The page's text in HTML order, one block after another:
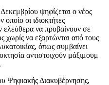
ψηφίζεται ο νέος
οι ιδιοκτήτες
να προβαίνουν σε
χωρίς να εξαρτώνται από τους
όπως συμβαίνει
αντιστοιχούν μάξιμουμ
Ψηφιακής Διακυβέρνησης,